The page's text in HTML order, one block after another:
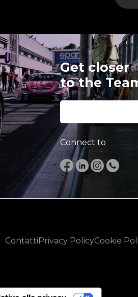
Get closer
to the
Connect to
ContattiPrivacy PolicyCookie